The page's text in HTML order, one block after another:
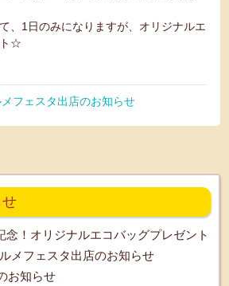
、1日のみになりますが、オリジナルエ
ト☆
フェスタ出店のお知らせ
念！オリジナルエコバッグプレゼント
ルメフェスタ出店のお知らせ
お知らせ